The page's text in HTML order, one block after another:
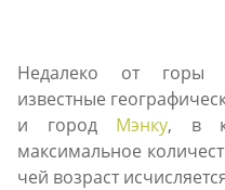
Недалеко от горы
известные
и город Мэнку, в
максимальное
чей возраст